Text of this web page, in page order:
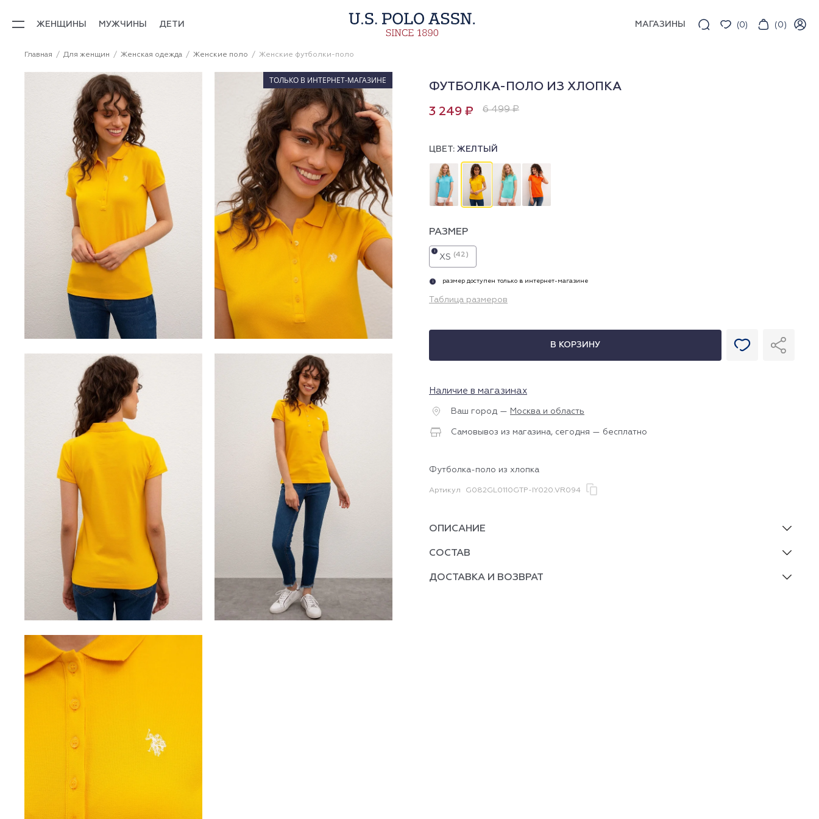
ЖЕНЩИНЫ МУЖЧИНЫ ДЕТИ МАГАЗИНЫ (0) (0)
Главная Для женщин Женская одежда Женские поло Женские футболки-поло
ТОЛЬКО В ИНТЕРНЕТ-МАГАЗИНЕ
ФУТБОЛКА-ПОЛО ИЗ ХЛОПКА
3 249 ₽ 6 499 ₽
ЦВЕТ: ЖЕЛТЫЙ
РАЗМЕР
XS (42)
i
i размер доступен только в интернет-магазине
Таблица размеров
В КОРЗИНУ
Наличие в магазинах
Ваш город — Москва и область
Самовывоз из магазина, сегодня — бесплатно
Футболка-поло из хлопка
Артикул G082GL0110GTP-IY020.VR094
ОПИСАНИЕ
СОСТАВ
ДОСТАВКА И ВОЗВРАТ